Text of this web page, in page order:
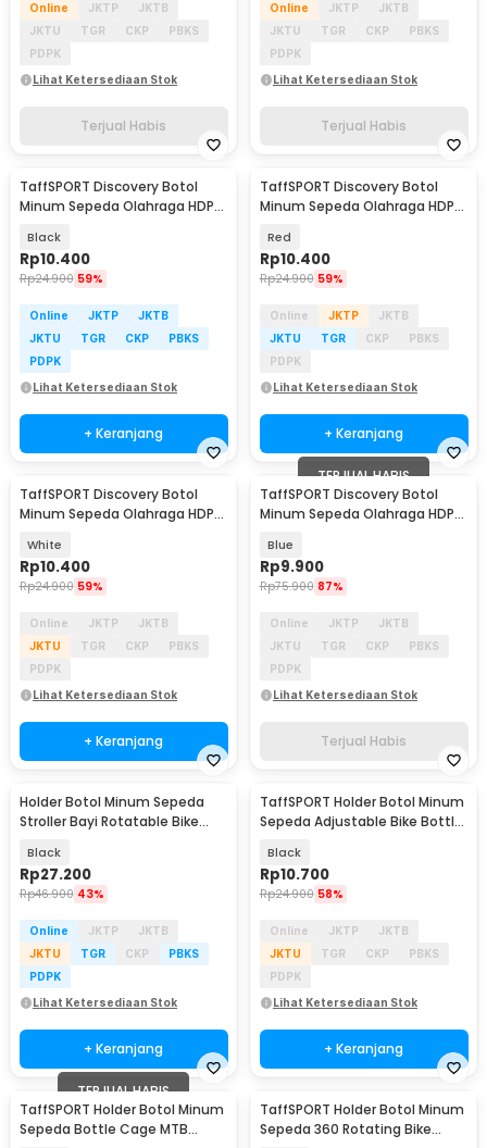
Online JKTP
JKTB
JKTU
TGR CKP
PBKS
PDPK
Lihat Ketersediaan Stok
Terjual Habis
Online JKTP
JKTB
JKTU
TGR CKP
PBKS
PDPK
Lihat Ketersediaan Stok
Terjual Habis
TaffSPORT Discovery Botol
Minum Sepeda Olahraga HDPE
Black
Rp10.400
Rp24.900 59%
Online JKTP
JKTB
JKTU
TGR CKP
PBKS
PDPK
Lihat Ketersediaan Stok
+ Keranjang
TaffSPORT Discovery Botol
Minum Sepeda Olahraga HDPE
Red
Rp10.400
Rp24.900 59%
Online JKTP
JKTB
JKTU
TGR CKP
PBKS
PDPK
Lihat Ketersediaan Stok
+ Keranjang
TaffSPORT Discovery Botol
Minum Sepeda Olahraga HDPE
White
Rp10.400
Rp24.900 59%
Online JKTP
JKTB
JKTU
TGR CKP
PBKS
PDPK
Lihat Ketersediaan Stok
+ Keranjang
TERJUAL HABIS
TaffSPORT Discovery Botol
Minum Sepeda Olahraga HDPE
Blue
Rp9.900
Rp75.900 87%
Online JKTP
JKTB
JKTU
TGR CKP
PBKS
PDPK
Lihat Ketersediaan Stok
Terjual Habis
Holder Botol Minum Sepeda
Stroller Bayi Rotatable Bike
Black
Rp27.200
Rp46.900 43%
Online JKTP
JKTB
JKTU
TGR CKP
PBKS
PDPK
Lihat Ketersediaan Stok
+ Keranjang
TaffSPORT Holder Botol Minum
Sepeda Adjustable Bike Bottle
Black
Rp10.700
Rp24.900 58%
Online JKTP
JKTB
JKTU
TGR CKP
PBKS
PDPK
Lihat Ketersediaan Stok
+ Keranjang
TERJUAL HABIS
TaffSPORT Holder Botol Minum
Sepeda Bottle Cage MTB
TaffSPORT Holder Botol Minum
Sepeda 360 Rotating Bike